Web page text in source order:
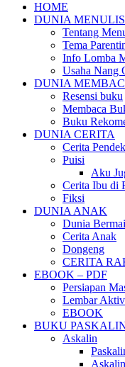
HOME
DUNIA MENULIS
Tentang
Tema
Info Lomba
Usaha Nang
DUNIA
Resensi buku
Membaca
Buku
DUNIA CERITA
Cerita Pendek
Puisi
Aku
Cerita Ibu di
Fiksi
DUNIA ANAK
Dunia
Cerita Anak
Dongeng
CERITA
EBOOK – PDF
Persiapan
Lembar
EBOOK
BUKU
Askalin